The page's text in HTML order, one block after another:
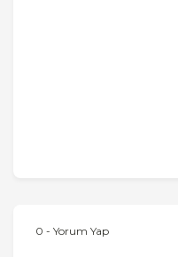
0 - Yorum Yap